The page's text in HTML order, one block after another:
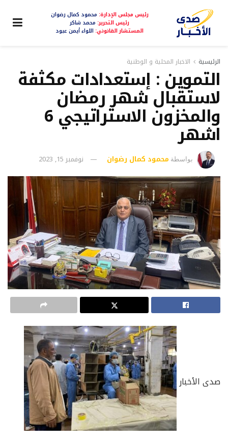
رئيس مجلس الإدارة: محمود كمال رضوان
رئيس التحرير: محمد شاكر
المستشار القانوني: اللواء أيمن عبود
الرئيسية الاخبار المحلية و الوطنية
التموين : إستعدادات مكثفة
لاستقبال شهر رمضان
والمخزون الاستراتيجي 6
اشهر
بواسطة محمود كمال رضوان نوفمبر 15, 2023
صدى الأخبار